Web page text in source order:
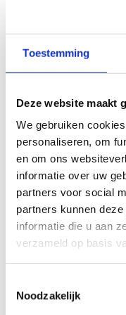
Toestemming
Deze website maakt
We gebruiken
personaliseren, om
en om ons
informatie over uw
partners voor social
partners kunnen
informatie die u aan
verzameld op basis
Noodzakelijk
Wat vond je
Jouw beoordeling
te brengen en andere
fijnste plekken.
In onze
oprecht nuttige
onze richtlijnen niet,
beoordelingen te
om kleine
en leesbaarheid te